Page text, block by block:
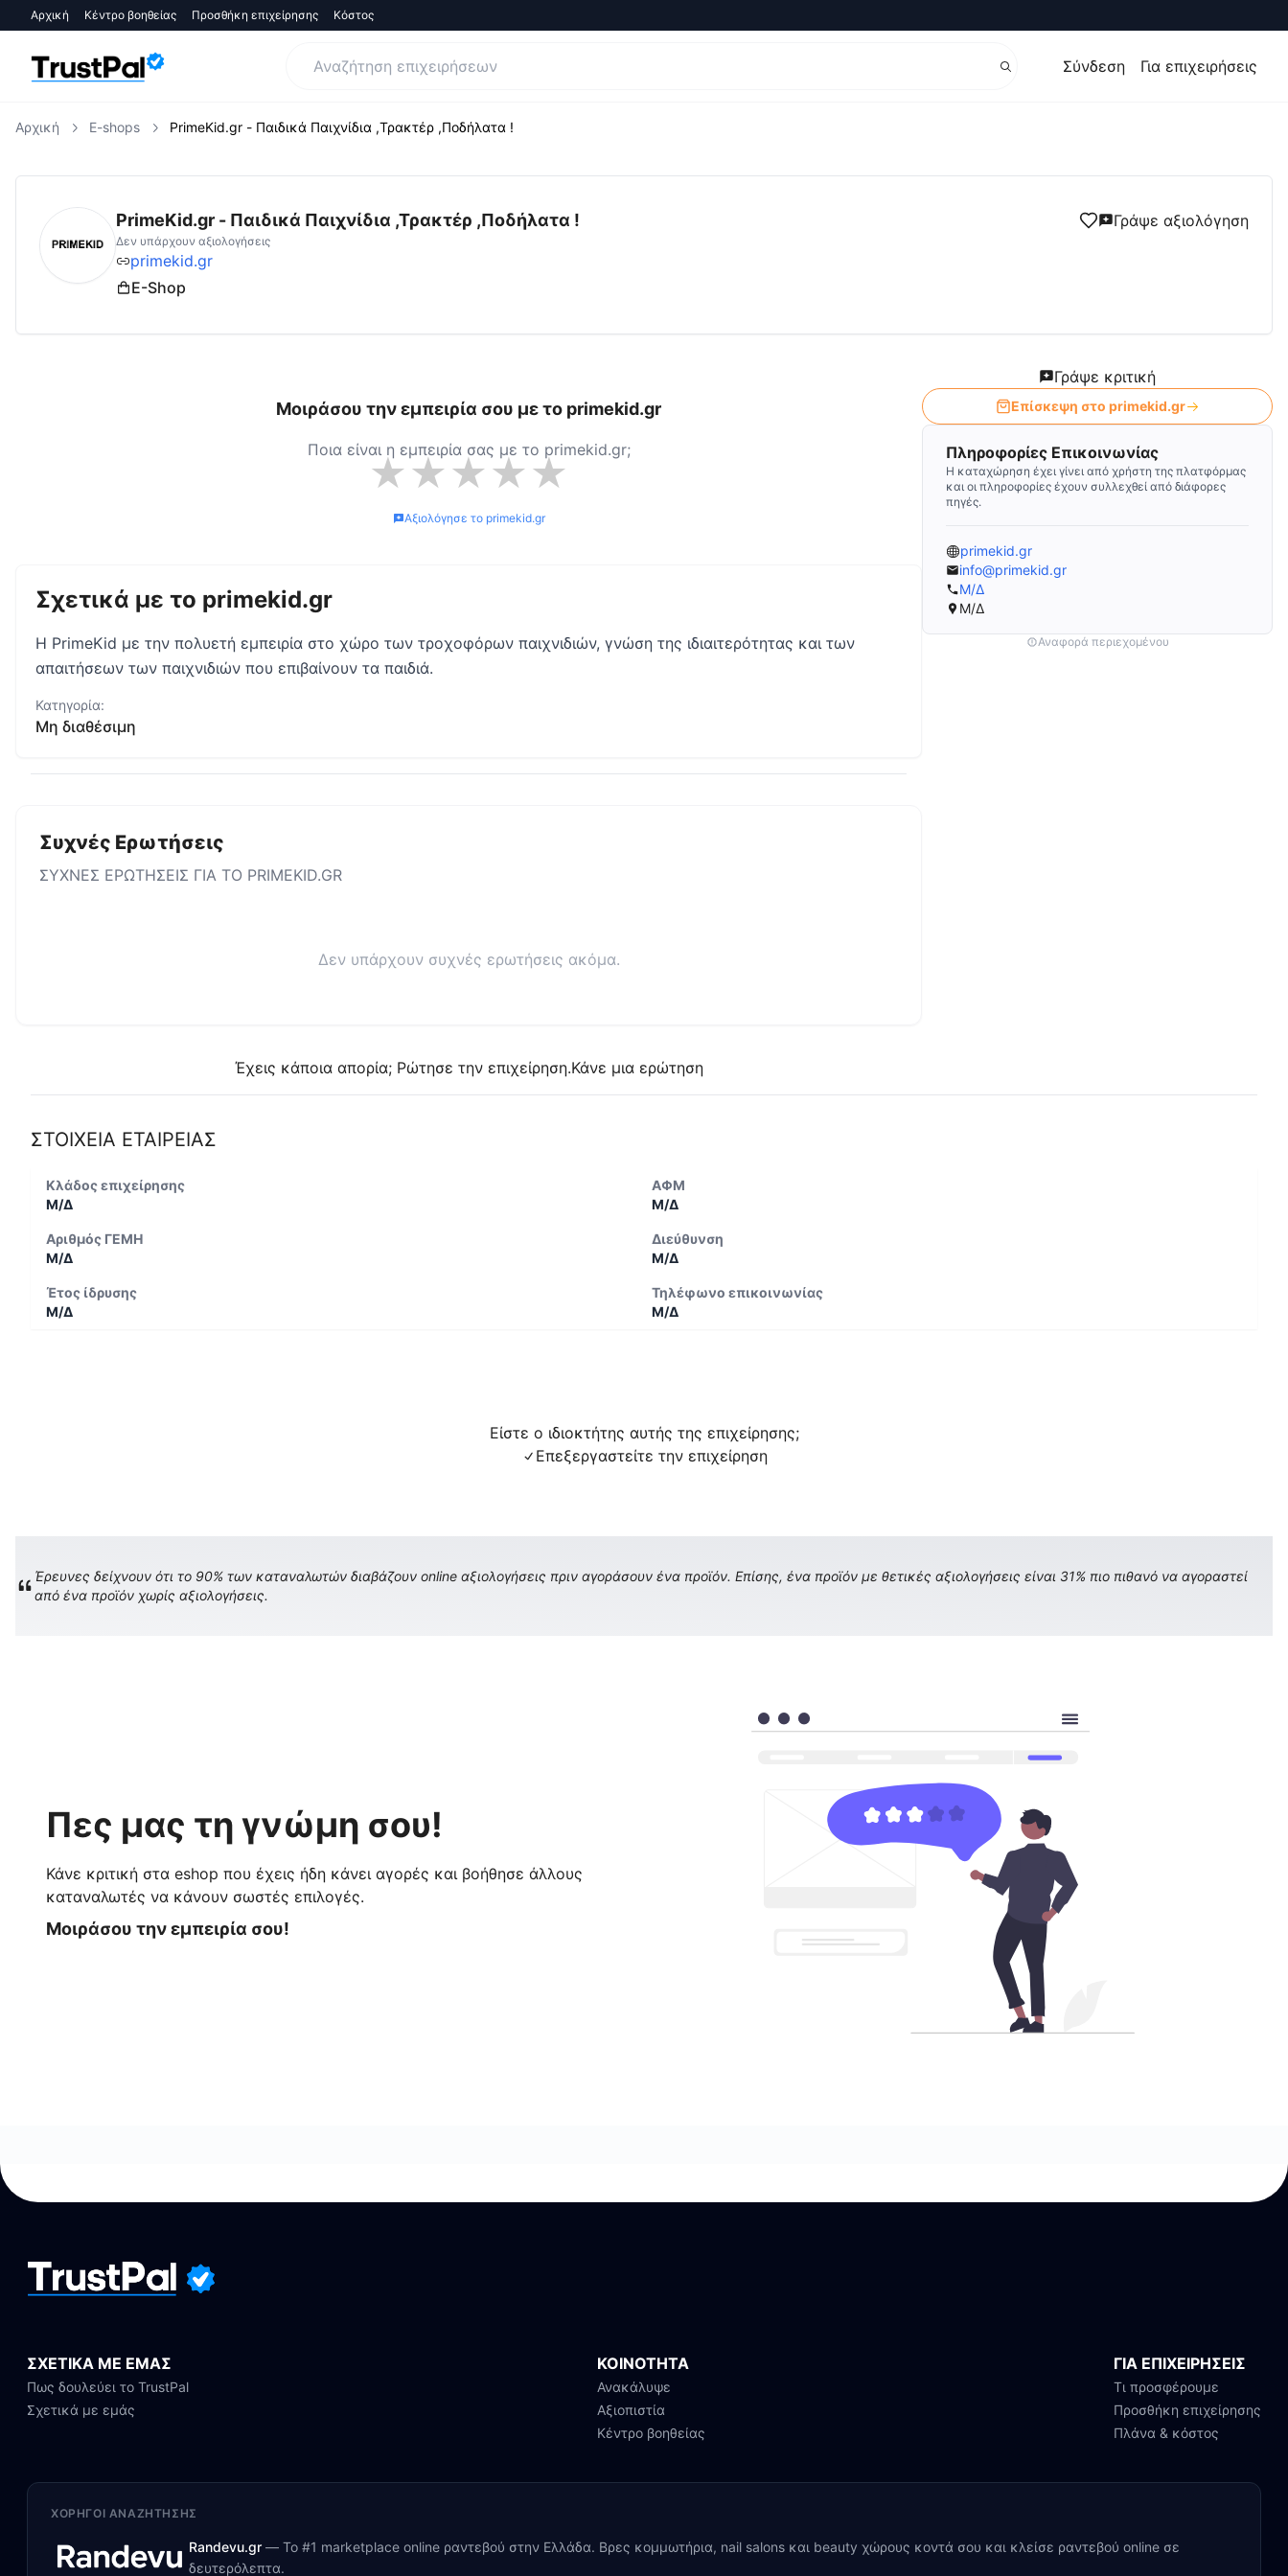
Αρχική Κέντρο βοηθείας Προσθήκη επιχείρησης Κόστος
Σύνδεση Για επιχειρήσεις
Αρχική E-shops PrimeKid.gr - Παιδικά Παιχνίδια ,Τρακτέρ ,Ποδήλατα !
primekid.gr Αξιολογήσεις | Δες Αξιολογήσεις και Κριτικές για PrimeKid.gr - Παιδικά Παιχνίδια ,Τρακτέρ ,Ποδήλατα !
PrimeKid.gr - Παιδικά Παιχνίδια ,Τρακτέρ ,Ποδήλατα ! Γράψε αξιολόγηση
Δεν υπάρχουν αξιολογήσεις
primekid.gr
E-Shop
Μοιράσου την εμπειρία σου με το primekid.gr
Ποια είναι η εμπειρία σας με το primekid.gr;
★★★★★
Αξιολόγησε το primekid.gr
Σχετικά με το primekid.gr
Η PrimeKid με την πολυετή εμπειρία στο χώρο των τροχοφόρων παιχνιδιών, γνώση της ιδιαιτερότητας και των
απαιτήσεων των παιχνιδιών που επιβαίνουν τα παιδιά.
Κατηγορία:
Μη διαθέσιμη
Συχνές Ερωτήσεις
ΣΥΧΝΕΣ ΕΡΩΤΗΣΕΙΣ ΓΙΑ ΤΟ PRIMEKID.GR
Δεν υπάρχουν συχνές ερωτήσεις ακόμα.
Έχεις κάποια απορία; Ρώτησε την επιχείρηση.Κάνε μια ερώτηση
Γράψε κριτική
Επίσκεψη στο primekid.gr
Πληροφορίες Επικοινωνίας
Η καταχώρηση έχει γίνει από χρήστη της πλατφόρμας
και οι πληροφορίες έχουν συλλεχθεί από διάφορες
πηγές.
primekid.gr
info@primekid.gr
Μ/Δ
Μ/Δ
Αναφορά περιεχομένου
ΣΤΟΙΧΕΙΑ ΕΤΑΙΡΕΙΑΣ
Κλάδος επιχείρησης
Μ/Δ
ΑΦΜ
Μ/Δ
Αριθμός ΓΕΜΗ
Μ/Δ
Διεύθυνση
Μ/Δ
Έτος ίδρυσης
Μ/Δ
Τηλέφωνο επικοινωνίας
Μ/Δ
Είστε ο ιδιοκτήτης αυτής της επιχείρησης;
Επεξεργαστείτε την επιχείρηση
Έρευνες δείχνουν ότι το 90% των καταναλωτών διαβάζουν online αξιολογήσεις πριν αγοράσουν ένα προϊόν. Επίσης, ένα προϊόν με θετικές αξιολογήσεις είναι 31% πιο πιθανό να αγοραστεί
από ένα προϊόν χωρίς αξιολογήσεις.
Πες μας τη γνώμη σου!
Κάνε κριτική στα eshop που έχεις ήδη κάνει αγορές και βοήθησε άλλους
καταναλωτές να κάνουν σωστές επιλογές.
Μοιράσου την εμπειρία σου!
ΣΧΕΤΙΚΑ ΜΕ ΕΜΑΣ
Πως δουλεύει το TrustPal
Σχετικά με εμάς
ΚΟΙΝΟΤΗΤΑ
Ανακάλυψε
Αξιοπιστία
Κέντρο βοηθείας
ΓΙΑ ΕΠΙΧΕΙΡΗΣΕΙΣ
Τι προσφέρουμε
Προσθήκη επιχείρησης
Πλάνα & κόστος
ΧΟΡΗΓΟΊ ΑΝΑΖΉΤΗΣΗΣ
Randevu.gr — Το #1 marketplace online ραντεβού στην Ελλάδα. Βρες κομμωτήρια, nail salons και beauty χώρους κοντά σου και κλείσε ραντεβού online σε
δευτερόλεπτα.